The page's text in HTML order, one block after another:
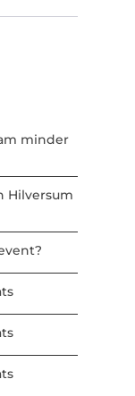
minder
Hilversum